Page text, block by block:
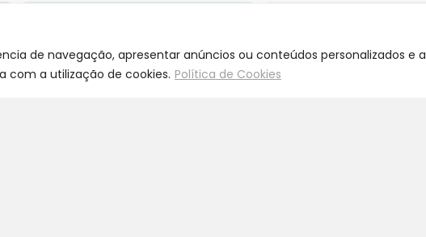
de navegação, apresentar anúncios ou conteúdos personalizados e
com a utilização de cookies. Política de Cookies